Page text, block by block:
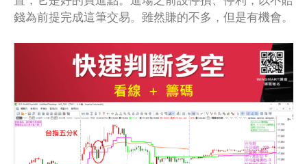
錢為前提完成這筆交易。雖然賺的不多，但是有機會。